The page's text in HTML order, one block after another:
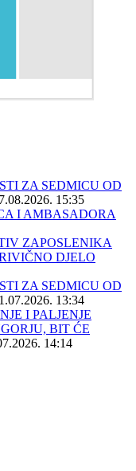
ZA SEDMICU OD
15:35
I AMBASADORA
ZAPOSLENIKA
DJELO
ZA SEDMICU OD
13:34
I PALJENJE
BIT ĆE
14:14